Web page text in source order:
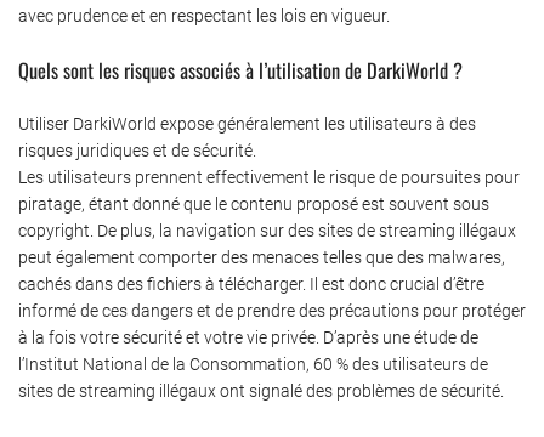
avec prudence et en respectant les lois en vigueur.
Quels sont les risques associés à l’utilisation de DarkiWorld ?
Utiliser DarkiWorld expose généralement les utilisateurs à des
risques juridiques et de sécurité.
Les utilisateurs prennent effectivement le risque de poursuites pour
piratage, étant donné que le contenu proposé est souvent sous
copyright. De plus, la navigation sur des sites de streaming illégaux
peut également comporter des menaces telles que des malwares,
cachés dans des fichiers à télécharger. Il est donc crucial d’être
informé de ces dangers et de prendre des précautions pour protéger
à la fois votre sécurité et votre vie privée. D’après une étude de
l’Institut National de la Consommation, 60 % des utilisateurs de
sites de streaming illégaux ont signalé des problèmes de sécurité.